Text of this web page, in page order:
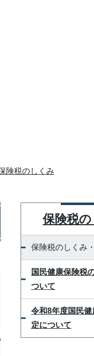
険税のしくみ
保険税
保険税のしくみ
国民健康保険税
ついて
令和8年度国民
定について